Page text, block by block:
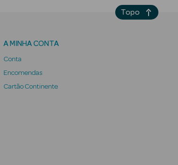
A MINHA CONTA
Conta
Encomendas
Cartão Continente
Topo